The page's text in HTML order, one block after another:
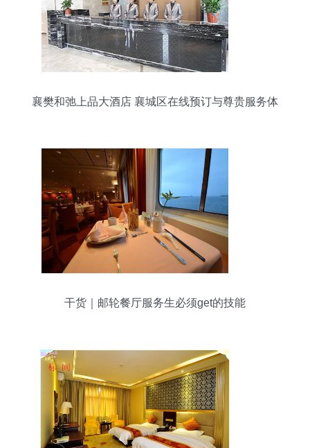
襄樊和弛上品大酒店 襄城区在线预订与尊贵服务体
干货｜邮轮餐厅服务生必须get的技能